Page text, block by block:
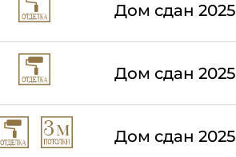
Дом сдан 2025
Дом сдан 2025
Дом сдан 2025